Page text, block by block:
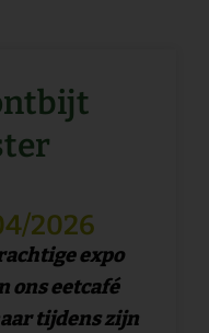
2026
expo
ons eetcafé
tijdens zijn